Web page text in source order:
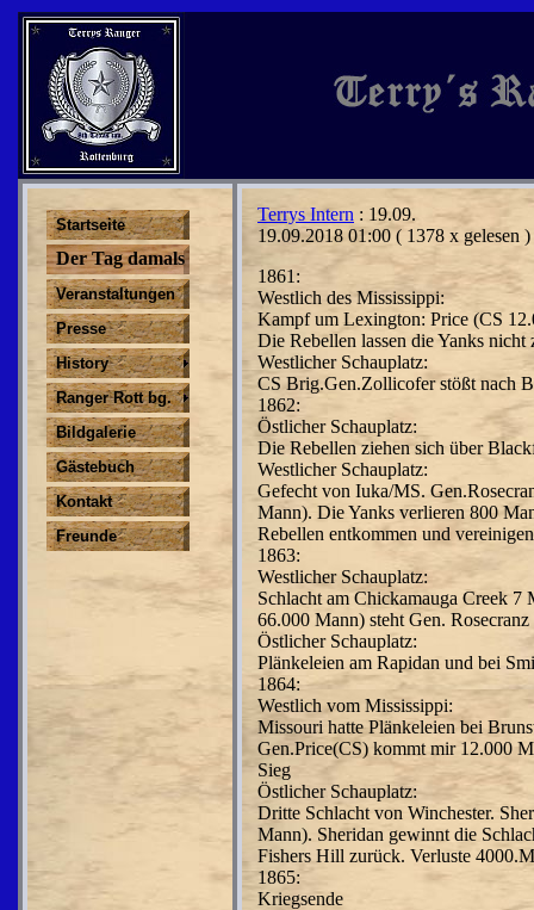
Startseite
Der Tag damals
Veranstaltungen
Presse
History
Ranger Rott bg.
Bildgalerie
Gästebuch
Kontakt
Freunde
Terrys Intern : 19.09.
19.09.2018 01:00 ( 1378 x gelesen )
1861:
Westlich des Mississippi:
Kampf um Lexington: Price (CS
Die Rebellen lassen die Yanks nicht
Westlicher Schauplatz:
CS Brig.Gen.Zollicofer stößt nach
1862:
Östlicher Schauplatz:
Die Rebellen ziehen sich über
Westlicher Schauplatz:
Gefecht von Iuka/MS.
Mann). Die Yanks verlieren 800
Rebellen entkommen und
1863:
Westlicher Schauplatz:
Schlacht am Chickamauga Creek
66.000 Mann) steht Gen.
Östlicher Schauplatz:
Plänkeleien am Rapidan und bei
1864:
Westlich vom Mississippi:
Missouri hatte Plänkeleien bei
Gen.Price(CS) kommt mir 12.000
Sieg
Östlicher Schauplatz:
Dritte Schlacht von Winchester.
Mann). Sheridan gewinnt die
Fishers Hill zurück. Verluste
1865:
Kriegsende